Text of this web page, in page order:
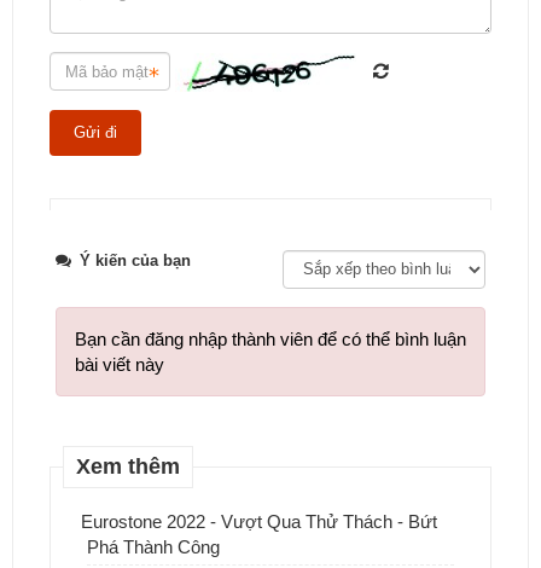
Ý kiến của bạn
Bạn cần đăng nhập thành viên để có thể bình luận
bài viết này
Xem thêm
Eurostone 2022 - Vượt Qua Thử Thách - Bứt
Phá Thành Công